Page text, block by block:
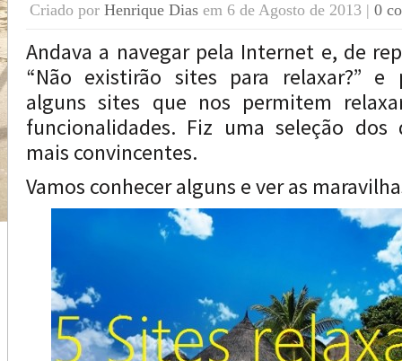
Criado por Henrique Dias em 6 de Agosto de 2013 | 0
Andava a navegar pela Internet e, de
“Não existirão sites para relaxar?” e
alguns sites que nos permitem
funcionalidades. Fiz uma seleção dos
mais convincentes.
Vamos conhecer alguns e ver as